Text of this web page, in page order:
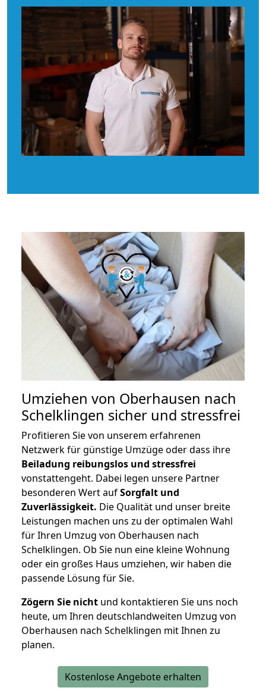
Umziehen von Oberhausen nach
Schelklingen sicher und stressfrei
Profitieren Sie von unserem erfahrenen
Netzwerk für günstige Umzüge oder dass ihre
Beiladung reibungslos und stressfrei
vonstattengeht. Dabei legen unsere Partner
besonderen Wert aufSorgfalt und
Zuverlässigkeit. Die Qualität und unser breite
Leistungen machen uns zu der optimalen Wahl
für Ihren Umzug von Oberhausen nach
Schelklingen. Ob Sie nun eine kleine Wohnung
oder ein großes Haus umziehen, wir haben die
passende Lösung für Sie.
Zögern Sie nicht und kontaktieren Sie uns noch
heute, um Ihren deutschlandweiten Umzug von
Oberhausen nach Schelklingen mit Ihnen zu
planen.
Kostenlose Angebote erhalten